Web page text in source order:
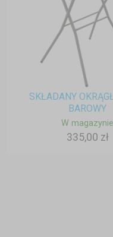
SKŁADANY
BAROWY
W magazynie
335,00 zł